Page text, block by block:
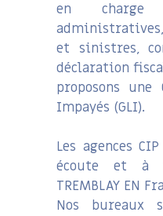
en charge
et sinistres,
déclaration
proposons une
Impayés (GLI).
Les agences
écoute et à
TREMBLAY EN
Nos bureaux